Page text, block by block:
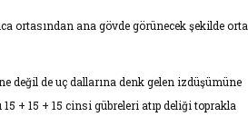
ortasından ana gövde görünecek şekilde orta
değil de uç dallarına denk gelen izdüşümüne
+ 15 + 15 cinsi gübreleri atıp deliği toprakla